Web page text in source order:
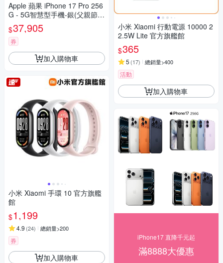
Apple 蘋果 iPhone 17 Pro 256
G - 5G智慧型手機-銀(父親節限
定)
$37,905
券
加入購物車
小米 Xiaomi 手環 10 官方旗艦
館
$1,199
4.9 (24) 總銷量>200
券
加入購物車
小米 Xiaomi 行動電源 10000 2
2.5W Lite 官方旗艦館
$365
5 (17) 總銷量>400
活動
加入購物車
iPhone17 直降千元起
滿8888大優惠